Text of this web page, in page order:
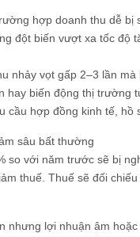
hợp doanh thu dễ bị
đột biến vượt xa tốc độ
nhảy vọt gấp 2–3 lần
hay biến động thị trường
cầu hợp đồng kinh tế, hồ
sâu bất thường
so với năm trước sẽ bị
thuế. Thuế sẽ đối
nhưng lợi nhuận âm